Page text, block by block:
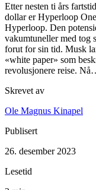
Etter nesten ti års
dollar er Hyperloop
Hyperloop. Den
vakumtuneller med tog
forut for sin tid. Musk
«white paper» som
revolusjonere reise.
Skrevet av
Ole Magnus Kinapel
Publisert
26. desember 2023
Lesetid